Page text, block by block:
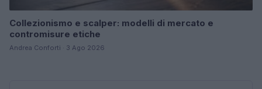
Collezionismo e scalper: modelli di mercato e
contromisure etiche
Andrea Conforti · 3 Ago 2026